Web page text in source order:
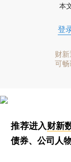
本
登
财
可畅
推荐进入财新
债券、公司人